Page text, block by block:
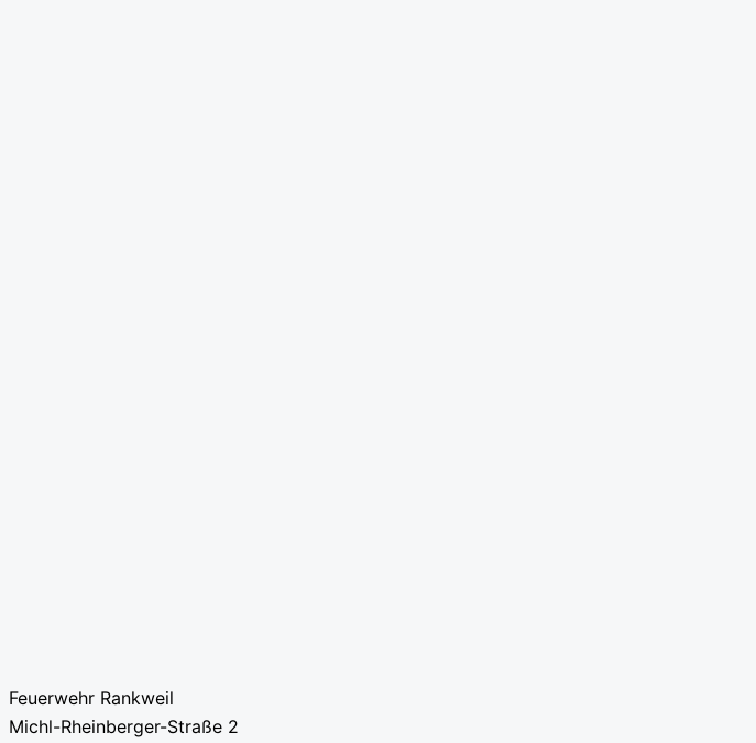
Feuerwehr Rankweil
Michl-Rheinberger-Straße 2